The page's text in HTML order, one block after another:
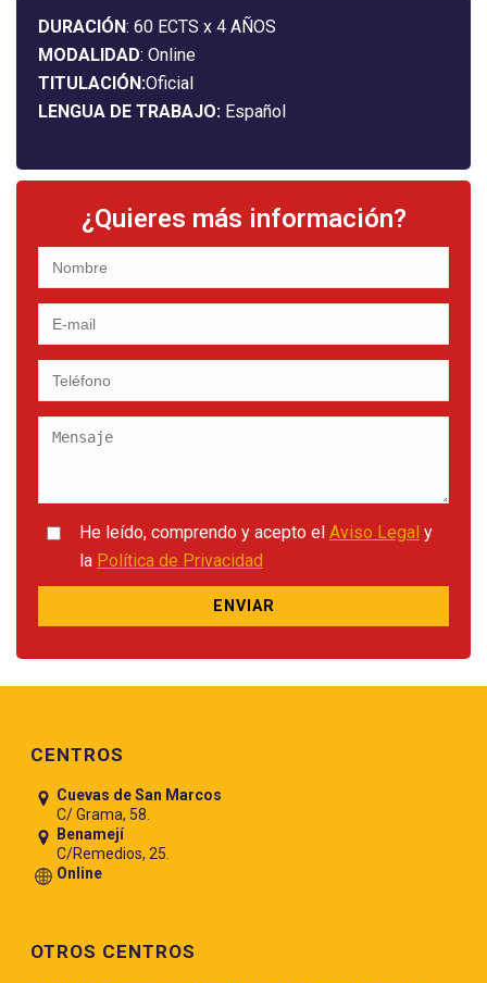
DURACIÓN: 60 ECTS x 4 AÑOS
MODALIDAD: Online
TITULACIÓN:Oficial
LENGUA DE TRABAJO: Español
¿Quieres más información?
He leído, comprendo y acepto el Aviso Legal y
la Política de Privacidad
CENTROS
Cuevas de San Marcos
C/ Grama, 58.
Benamejí
C/Remedios, 25.
Online
OTROS CENTROS